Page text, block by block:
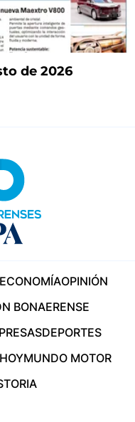
de 2026
ECONOMÍAOPINIÓN
BONAERENSE
DEPORTES
MUNDO MOTOR